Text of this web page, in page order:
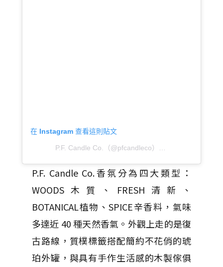
在 Instagram 查看這則貼文
P.F. Candle Co.香氛分為四大類型：
WOODS木質、FRESH清新、
BOTANICAL植物、SPICE辛香料，氣味
多達近 40 種天然香氣。外觀上走的是復
古路線，質樸標籤搭配簡約不花俏的琥
珀外罐，與具有手作生活感的木製傢俱